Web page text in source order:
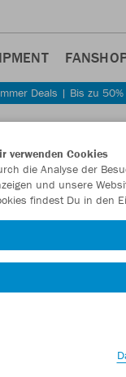
Deals | Bis zu
verwenden Cookies
die Analyse der
und unsere
findest Du in den